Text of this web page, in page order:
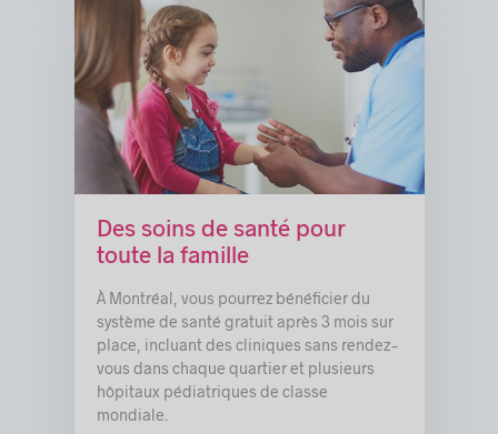
Des soins de santé pour
toute la famille
À Montréal, vous pourrez bénéficier du
système de santé gratuit après 3 mois sur
place, incluant des cliniques sans rendez-
vous dans chaque quartier et plusieurs
hôpitaux pédiatriques de classe
mondiale.